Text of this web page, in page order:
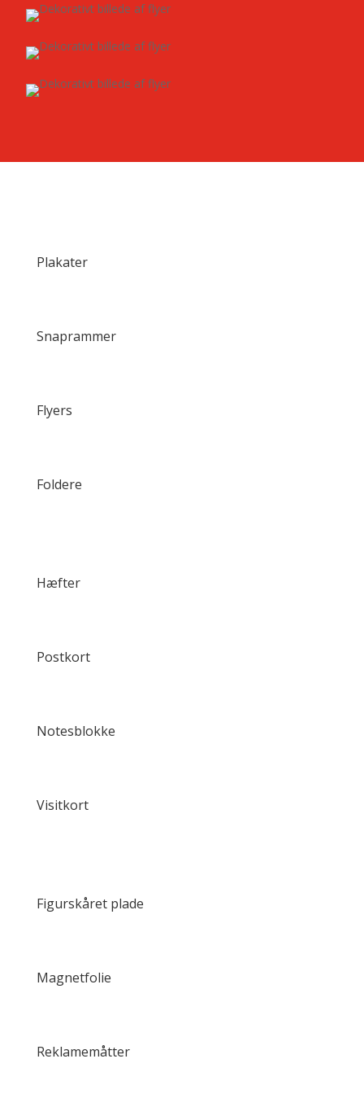
Plakater
Snaprammer
Flyers
Foldere
Hæfter
Postkort
Notesblokke
Visitkort
Figurskåret plade
Magnetfolie
Reklamemåtter